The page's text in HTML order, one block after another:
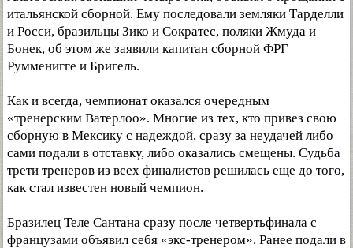
итальянской сборной. Ему последовали земляки Тарделли
и Росси, бразильцы Зико и Сократес, поляки Жмуда и
Бонек, об этом же заявили капитан сборной ФРГ
Румменигге и Бригель.
Как и всегда, чемпионат оказался очередным
«тренерским Ватерлоо». Многие из тех, кто привез свою
сборную в Мексику с надеждой, сразу за неудачей либо
сами подали в отставку, либо оказались смещены. Судьба
трети тренеров из всех финалистов решилась еще до того,
как стал известен новый чемпион.
Бразилец Теле Сантана сразу после четвертьфинала с
французами объявил себя «экс-тренером». Ранее подали в